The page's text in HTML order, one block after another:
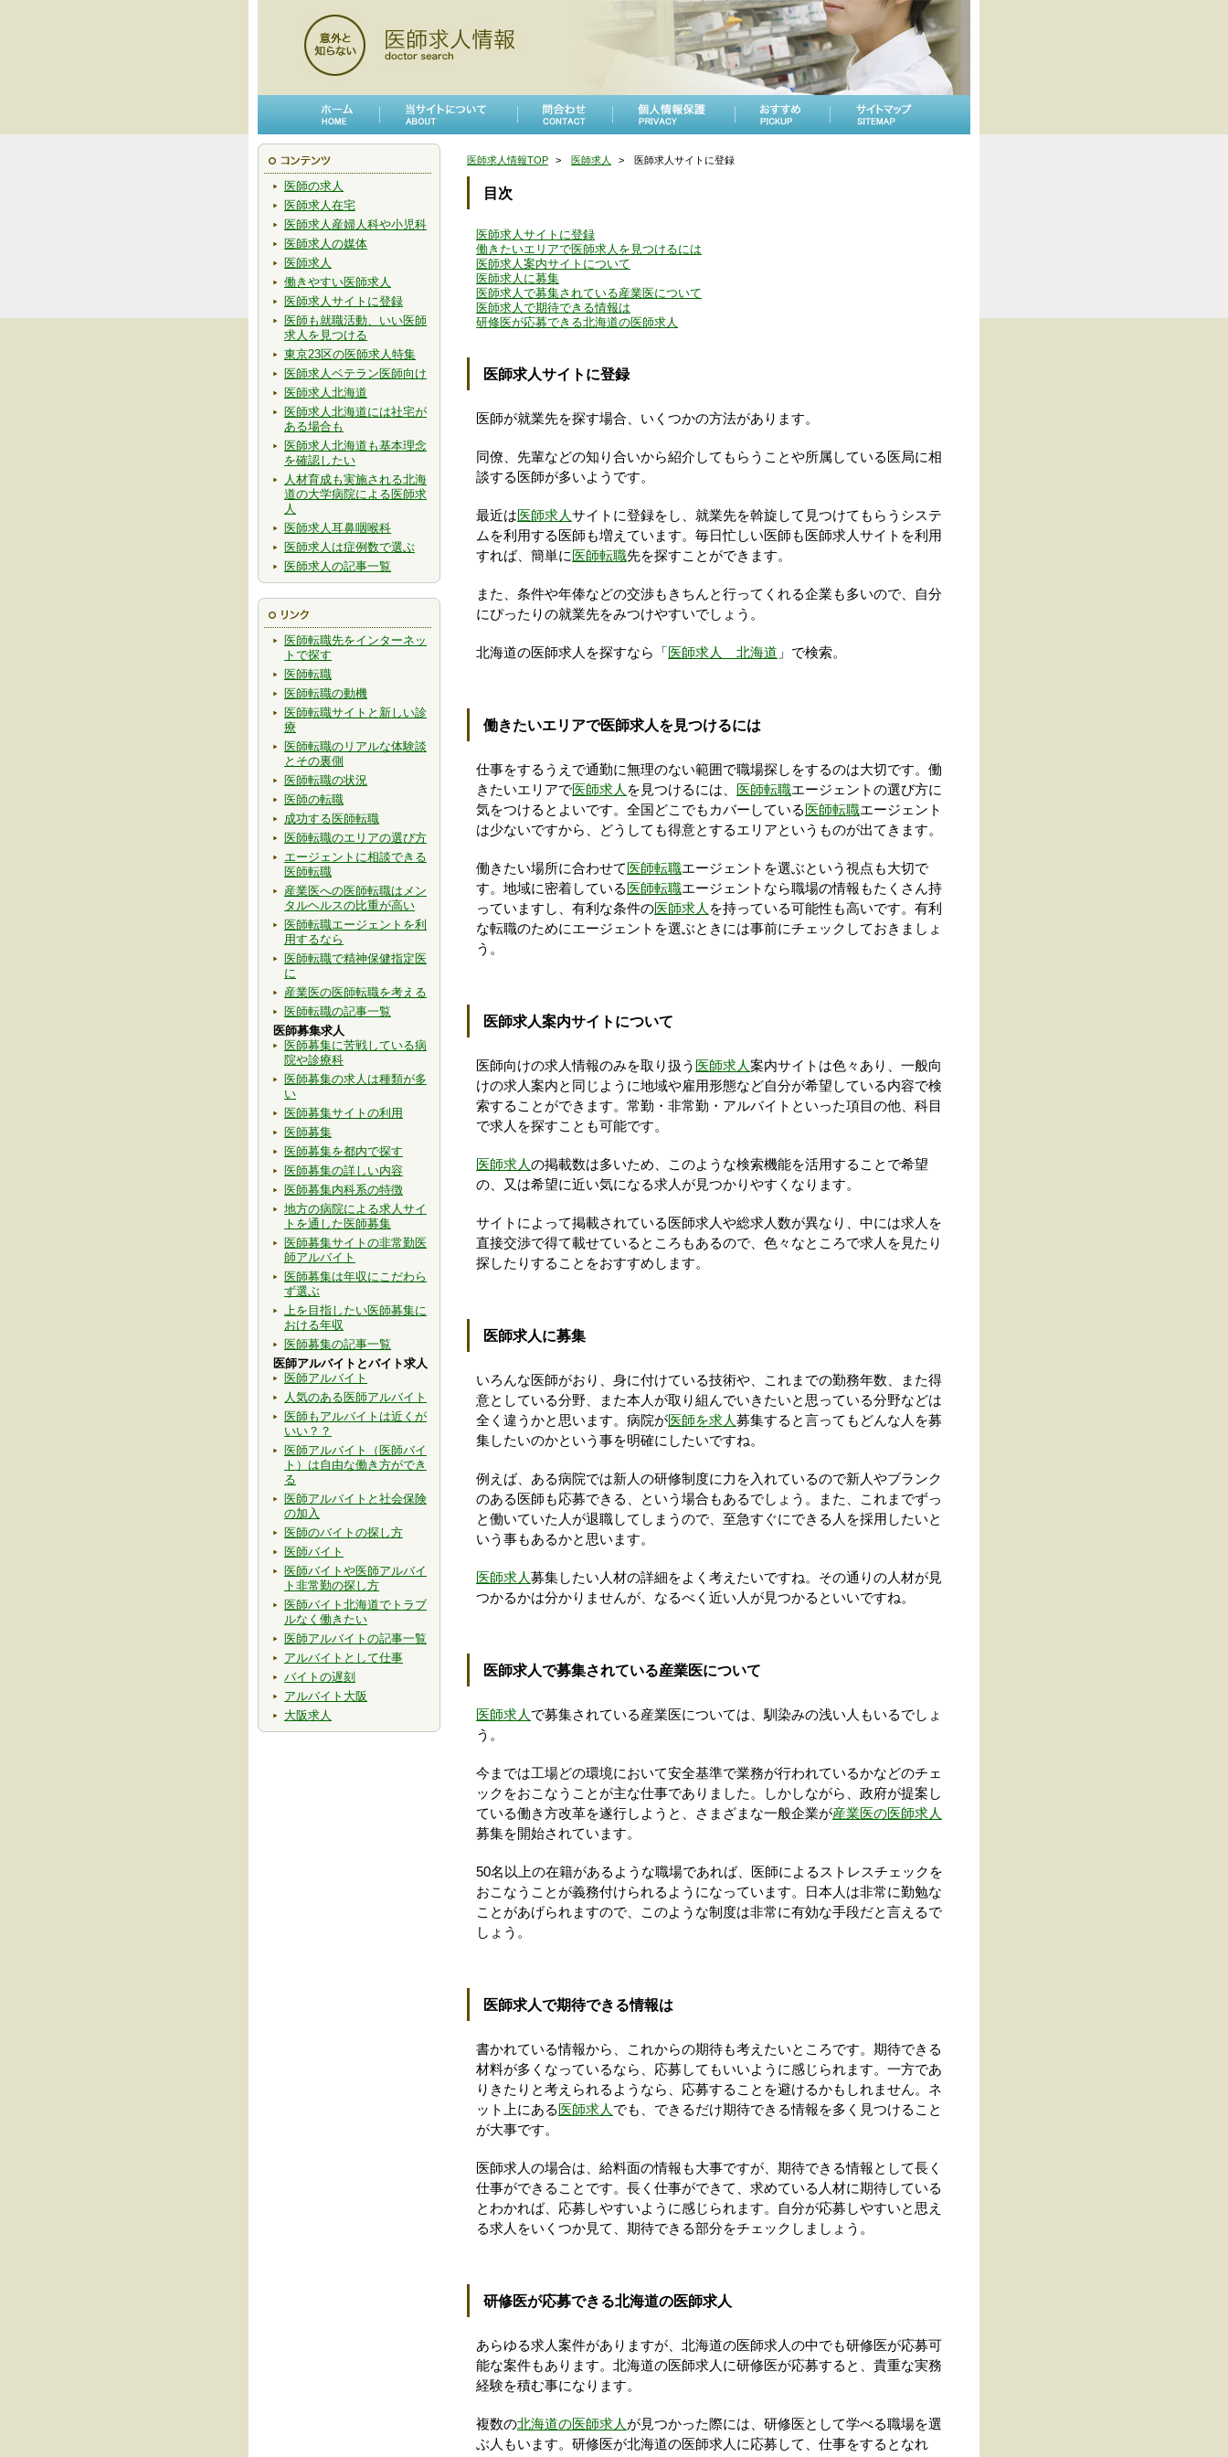
医師の求人
医師求人在宅
医師求人産婦人科や小児科
医師求人の媒体
医師求人
働きやすい医師求人
医師求人サイトに登録
医師も就職活動、いい医師
求人を見つける
東京23区の医師求人特集
医師求人ベテラン医師向け
医師求人北海道
医師求人北海道には社宅が
ある場合も
医師求人北海道も基本理念
を確認したい
人材育成も実施される北海
道の大学病院による医師求
人
医師求人耳鼻咽喉科
医師求人は症例数で選ぶ
医師求人の記事一覧
医師転職先をインターネッ
トで探す
医師転職
医師転職の動機
医師転職サイトと新しい診
療
医師転職のリアルな体験談
とその裏側
医師転職の状況
医師の転職
成功する医師転職
医師転職のエリアの選び方
エージェントに相談できる
医師転職
産業医への医師転職はメン
タルヘルスの比重が高い
医師転職エージェントを利
用するなら
医師転職で精神保健指定医
に
産業医の医師転職を考える
医師転職の記事一覧
医師募集求人
医師募集に苦戦している病
院や診療科
医師募集の求人は種類が多
い
医師募集サイトの利用
医師募集
医師募集を都内で探す
医師募集の詳しい内容
医師募集内科系の特徴
地方の病院による求人サイ
トを通した医師募集
医師募集サイトの非常勤医
師アルバイト
医師募集は年収にこだわら
ず選ぶ
上を目指したい医師募集に
おける年収
医師募集の記事一覧
医師アルバイトとバイト求人
医師アルバイト
人気のある医師アルバイト
医師もアルバイトは近くが
いい？？
医師アルバイト（医師バイ
ト）は自由な働き方ができ
る
医師アルバイトと社会保険
の加入
医師のバイトの探し方
医師バイト
医師バイトや医師アルバイ
ト非常勤の探し方
医師バイト北海道でトラブ
ルなく働きたい
医師アルバイトの記事一覧
アルバイトとして仕事
バイトの遅刻
アルバイト大阪
大阪求人
医師求人情報TOP 医師求人 医師求人サイトに登録
目次
医師求人サイトに登録
働きたいエリアで医師求人を見つけるには
医師求人案内サイトについて
医師求人に募集
医師求人で募集されている産業医について
医師求人で期待できる情報は
研修医が応募できる北海道の医師求人
医師求人サイトに登録
医師が就業先を探す場合、いくつかの方法があります。
同僚、先輩などの知り合いから紹介してもらうことや所属している医局に相
談する医師が多いようです。
最近は 医師求人サイトに登録をし、就業先を斡旋して見つけてもらうシステ
ムを利用する医師も増えています。毎日忙しい医師も医師求人サイトを利用
すれば、簡単に 医師転職先を探すことができます。
また、条件や年俸などの交渉もきちんと行ってくれる企業も多いので、自分
にぴったりの就業先をみつけやすいでしょう。
北海道の医師求人を探すなら「 医師求人 北海道 」で検索。
働きたいエリアで医師求人を見つけるには
仕事をするうえで通勤に無理のない範囲で職場探しをするのは大切です。働
きたいエリアで医師求人 を見つけるには、 医師転職エージェントの選び方に
気をつけるとよいです。全国どこでもカバーしている 医師転職エージェント
は少ないですから、どうしても得意とするエリアというものが出てきます。
働きたい場所に合わせて 医師転職エージェントを選ぶという視点も大切で
す。地域に密着している 医師転職エージェントなら職場の情報もたくさん持
っていますし、有利な条件の医師求人 を持っている可能性も高いです。有利
な転職のためにエージェントを選ぶときには事前にチェックしておきましょ
う。
医師求人案内サイトについて
医師向けの求人情報のみを取り扱う 医師求人案内サイトは色々あり、一般向
けの求人案内と同じように地域や雇用形態など自分が希望している内容で検
索することができます。常勤・非常勤・アルバイトといった項目の他、科目
で求人を探すことも可能です。
医師求人の掲載数は多いため、このような検索機能を活用することで希望
の、又は希望に近い気になる求人が見つかりやすくなります。
サイトによって掲載されている医師求人や総求人数が異なり、中には求人を
直接交渉で得て載せているところもあるので、色々なところで求人を見たり
探したりすることをおすすめします。
医師求人に募集
いろんな医師がおり、身に付けている技術や、これまでの勤務年数、また得
意としている分野、また本人が取り組んでいきたいと思っている分野などは
全く違うかと思います。病院が医師を求人募集すると言ってもどんな人を募
集したいのかという事を明確にしたいですね。
例えば、ある病院では新人の研修制度に力を入れているので新人やブランク
のある医師も応募できる、という場合もあるでしょう。また、これまでずっ
と働いていた人が退職してしまうので、至急すぐにできる人を採用したいと
いう事もあるかと思います。
医師求人募集したい人材の詳細をよく考えたいですね。その通りの人材が見
つかるかは分かりませんが、なるべく近い人が見つかるといいですね。
医師求人で募集されている産業医について
医師求人 で募集されている産業医については、馴染みの浅い人もいるでしょ
う。
今までは工場どの環境において安全基準で業務が行われているかなどのチェ
ックをおこなうことが主な仕事でありました。しかしながら、政府が提案し
ている働き方改革を遂行しようと、さまざまな一般企業が産業医の医師求人
募集を開始されています。
50名以上の在籍があるような職場であれば、医師によるストレスチェックを
おこなうことが義務付けられるようになっています。日本人は非常に勤勉な
ことがあげられますので、このような制度は非常に有効な手段だと言えるで
しょう。
医師求人で期待できる情報は
書かれている情報から、これからの期待も考えたいところです。期待できる
材料が多くなっているなら、応募してもいいように感じられます。一方であ
りきたりと考えられるようなら、応募することを避けるかもしれません。ネ
ット上にある 医師求人 でも、できるだけ期待できる情報を多く見つけること
が大事です。
医師求人の場合は、給料面の情報も大事ですが、期待できる情報として長く
仕事ができることです。長く仕事ができて、求めている人材に期待している
とわかれば、応募しやすいように感じられます。自分が応募しやすいと思え
る求人をいくつか見て、期待できる部分をチェックしましょう。
研修医が応募できる北海道の医師求人
あらゆる求人案件がありますが、北海道の医師求人の中でも研修医が応募可
能な案件もあります。北海道の医師求人に研修医が応募すると、貴重な実務
経験を積む事になります。
複数の北海道の医師求人 が見つかった際には、研修医として学べる職場を選
ぶ人もいます。研修医が北海道の医師求人に応募して、仕事をするとなれ